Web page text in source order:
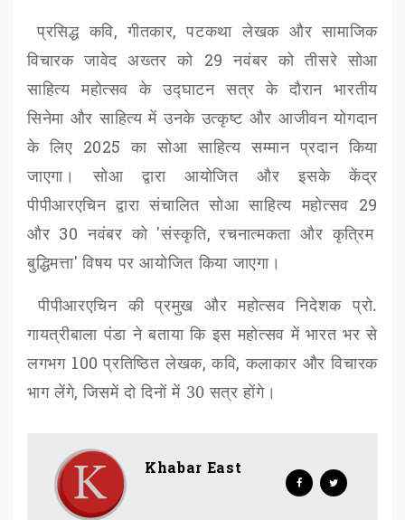
प्रसिद्ध कवि,गीतकार,पटकथा लेखक और सामाजिक
विचारक जावेद अख्तर को 29 नवंबर को तीसरे सोआ
साहित्य महोत्सव के उद्घाटन सत्र के दौरान भारतीय
सिनेमा और साहित्य में उनके उत्कृष्ट और आजीवन योगदान
के लिए 2025 का सोआ साहित्य सम्मान प्रदान किया
जाएगा। सोआ द्वारा आयोजित और इसके केंद्र
पीपीआरएचिन द्वारा संचालित सोआ साहित्य महोत्सव 29
और 30 नवंबर को 'संस्कृति,रचनात्मकता और कृत्रिम
बुद्धिमत्ता'विषय पर आयोजित किया जाएगा।
पीपीआरएचिन की प्रमुख और महोत्सव निदेशक प्रो.
गायत्रीबाला पंडा ने बताया कि इस महोत्सव में भारत भर से
लगभग 100प्रतिष्ठित लेखक,कवि,कलाकार और विचारक
भाग लेंगे,जिसमें दो दिनों में 30 सत्र होंगे।
Khabar East